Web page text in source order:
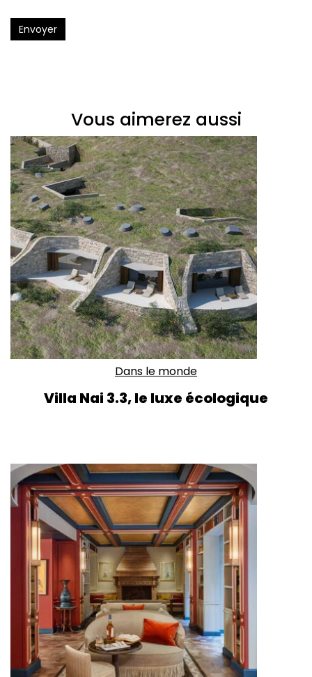
Envoyer
Vous aimerez aussi
Dans le monde
Villa Nai 3.3, le luxe écologique